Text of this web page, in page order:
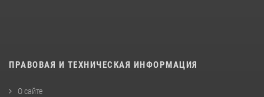
ПРАВОВАЯ И ТЕХНИЧЕСКАЯ ИНФОРМАЦИЯ
О сайте